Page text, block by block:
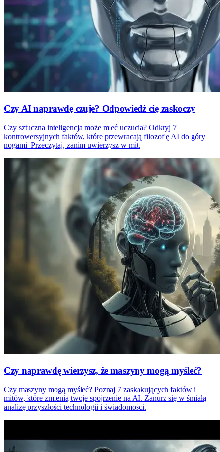
Czy AI naprawdę czuje? Odpowiedź cię zaskoczy
Czy sztuczna inteligencja może mieć uczucia? Odkryj 7
kontrowersyjnych faktów, które przewracają filozofię AI do góry
nogami. Przeczytaj, zanim uwierzysz w mit.
Czy naprawdę wierzysz, że maszyny mogą myśleć?
Czy maszyny mogą myśleć? Poznaj 7 zaskakujących faktów i
mitów, które zmienią twoje spojrzenie na AI. Zanurz się w śmiałą
analizę przyszłości technologii i świadomości.